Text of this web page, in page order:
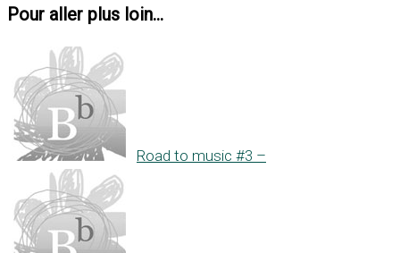
Pour aller plus loin...
Road to music #3 –